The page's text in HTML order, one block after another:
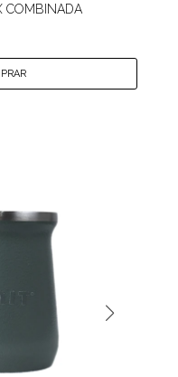
COMBINADA